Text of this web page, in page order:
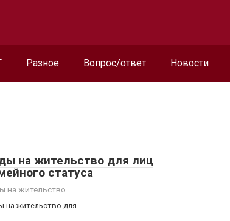
Разное Вопрос/ответ Новости
на жительство для лиц
статуса
на жительство
на жительство для